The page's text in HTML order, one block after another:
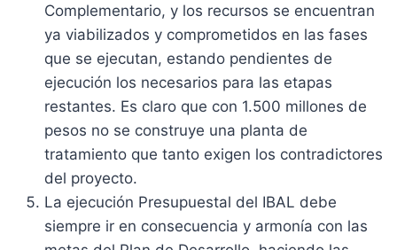
Complementario, y los recursos se encuentran
ya viabilizados y comprometidos en las fases
que se ejecutan, estando pendientes de
ejecución los necesarios para las etapas
restantes. Es claro que con 1.500 millones de
pesos no se construye una planta de
tratamiento que tanto exigen los contradictores
del proyecto.
La ejecución Presupuestal del IBAL debe
siempre ir en consecuencia y armonía con las